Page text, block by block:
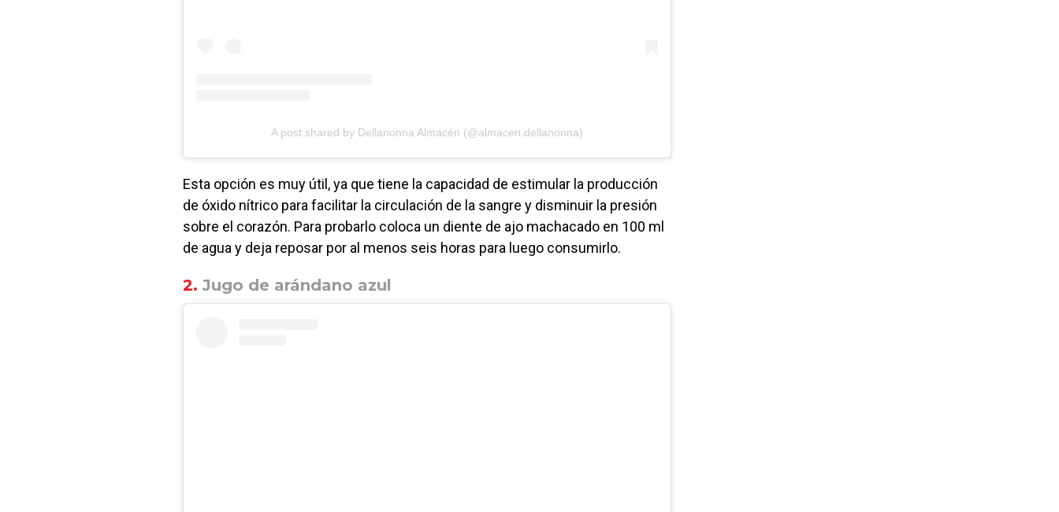
A post shared by Dellanonna Almacén (@almacen.dellanonna)
Esta opción es muy útil, ya que tiene la capacidad de estimular la producción
de óxido nítrico para facilitar la circulación de la sangre y disminuir la presión
sobre el corazón. Para probarlo coloca un diente de ajo machacado en 100 ml
de agua y deja reposar por al menos seis horas para luego consumirlo.
2. Jugo de arándano azul